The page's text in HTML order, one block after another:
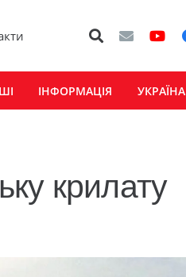
ІНФОРМАЦІЯ УКРАЇНА
крилату